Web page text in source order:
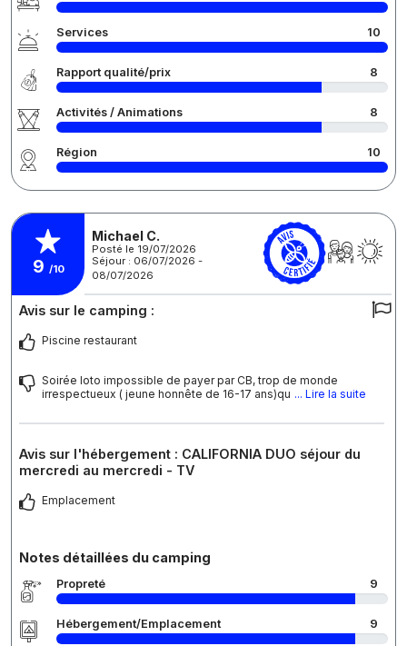
Services 10
Rapport qualité/prix 8
Activités / Animations 8
Région 10
9 /10
Michael C.
Posté le 19/07/2026
Séjour : 06/07/2026 -
08/07/2026
Avis sur le camping :
Piscine restaurant
Soirée loto impossible de payer par CB, trop de monde
irrespectueux ( jeune honnête de 16-17 ans)qu ... Lire la suite
Avis sur l'hébergement : CALIFORNIA DUO séjour du
mercredi au mercredi - TV
Emplacement
Notes détaillées du camping
Propreté 9
Hébergement/Emplacement 9